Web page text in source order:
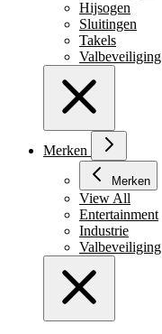
Hijsogen
Sluitingen
Takels
Valbeveiliging
Merken
Merken
View All
Entertainment
Industrie
Valbeveiliging